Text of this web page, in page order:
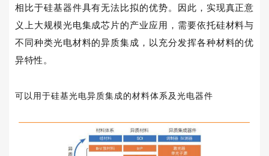
相比于硅基器件具有无法比拟的优势。因此，实现真正意
义上大规模光电集成芯片的产业应用，需要依托硅材料与
不同种类光电材料的异质集成，以充分发挥各种材料的优
异特性。
可以用于硅基光电异质集成的材料体系及光电器件